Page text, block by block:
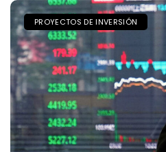
PROYECTOS DE INVERSIÓN